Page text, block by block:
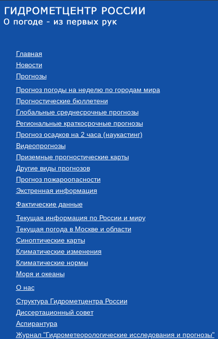
Главная
Новости
Прогнозы
Прогноз погоды на неделю по городам мира
Прогностические бюллетени
Глобальные среднесрочные прогнозы
Региональные краткосрочные прогнозы
Прогноз осадков на 2 часа (наукастинг)
Видеопрогнозы
Приземные прогностические карты
Другие виды прогнозов
Прогноз пожароопасности
Экстренная информация
Фактические данные
Текущая информация по России и миру
Текущая погода в Москве и области
Синоптические карты
Климатические изменения
Климатические нормы
Моря и океаны
О нас
Структура Гидрометцентра России
Диссертационный совет
Аспирантура
Журнал "Гидрометеорологические исследования и прогнозы"